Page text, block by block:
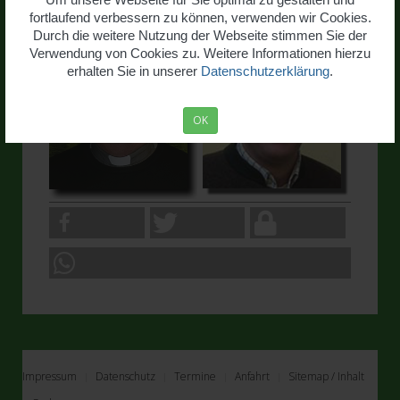
fortlaufend verbessern zu können, verwenden wir Cookies.
Durch die weitere Nutzung der Webseite stimmen Sie der
Verwendung von Cookies zu. Weitere Informationen hierzu
erhalten Sie in unserer Datenschutzerklärung.
OK
Impressum Datenschutz Termine Anfahrt
Sitemap / Inhalt